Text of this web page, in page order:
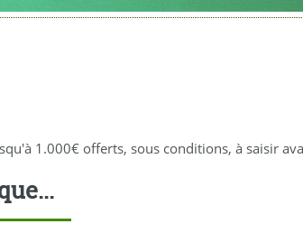
1.000€ offerts, sous conditions, à saisir